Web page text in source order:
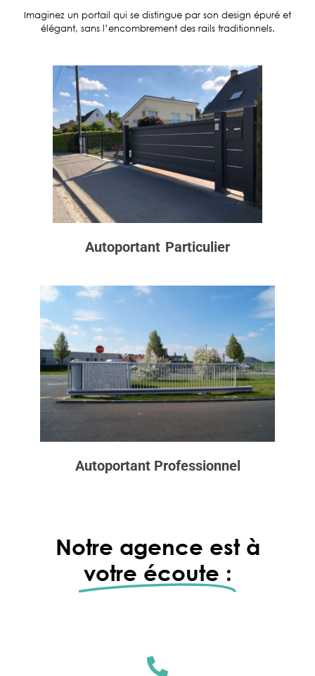
Imaginez un portail qui se distingue par son design épuré et
élégant, sans l’encombrement des rails traditionnels.
Autoportant Particulier
Autoportant Professionnel
Notre agence est à
votre écoute :